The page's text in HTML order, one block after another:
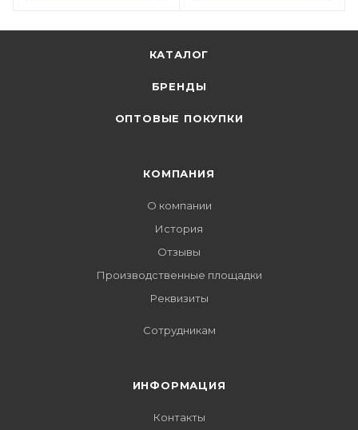
КАТАЛОГ
БРЕНДЫ
ОПТОВЫЕ ПОКУПКИ
КОМПАНИЯ
О компании
История
Отзывы
Производственные площадки
Реквизиты
Сотрудникам
ИНФОРМАЦИЯ
Контакты